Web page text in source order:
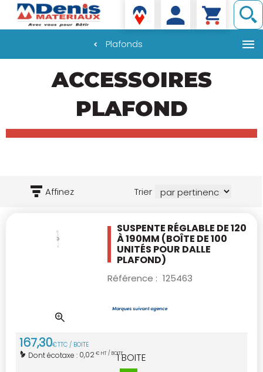
Denis matériaux
Plafonds
ACCESSOIRES
PLAFOND
Affinez Trier
SUSPENTE RÉGLABLE DE 120
À 190MM (BOÎTE DE 100
UNITÉS POUR DALLE
PLAFOND)
Référence : 125463
167,30€TTC / BOITE
Dont écotaxe : 0,02€ HT / BOITE
1 BOITE